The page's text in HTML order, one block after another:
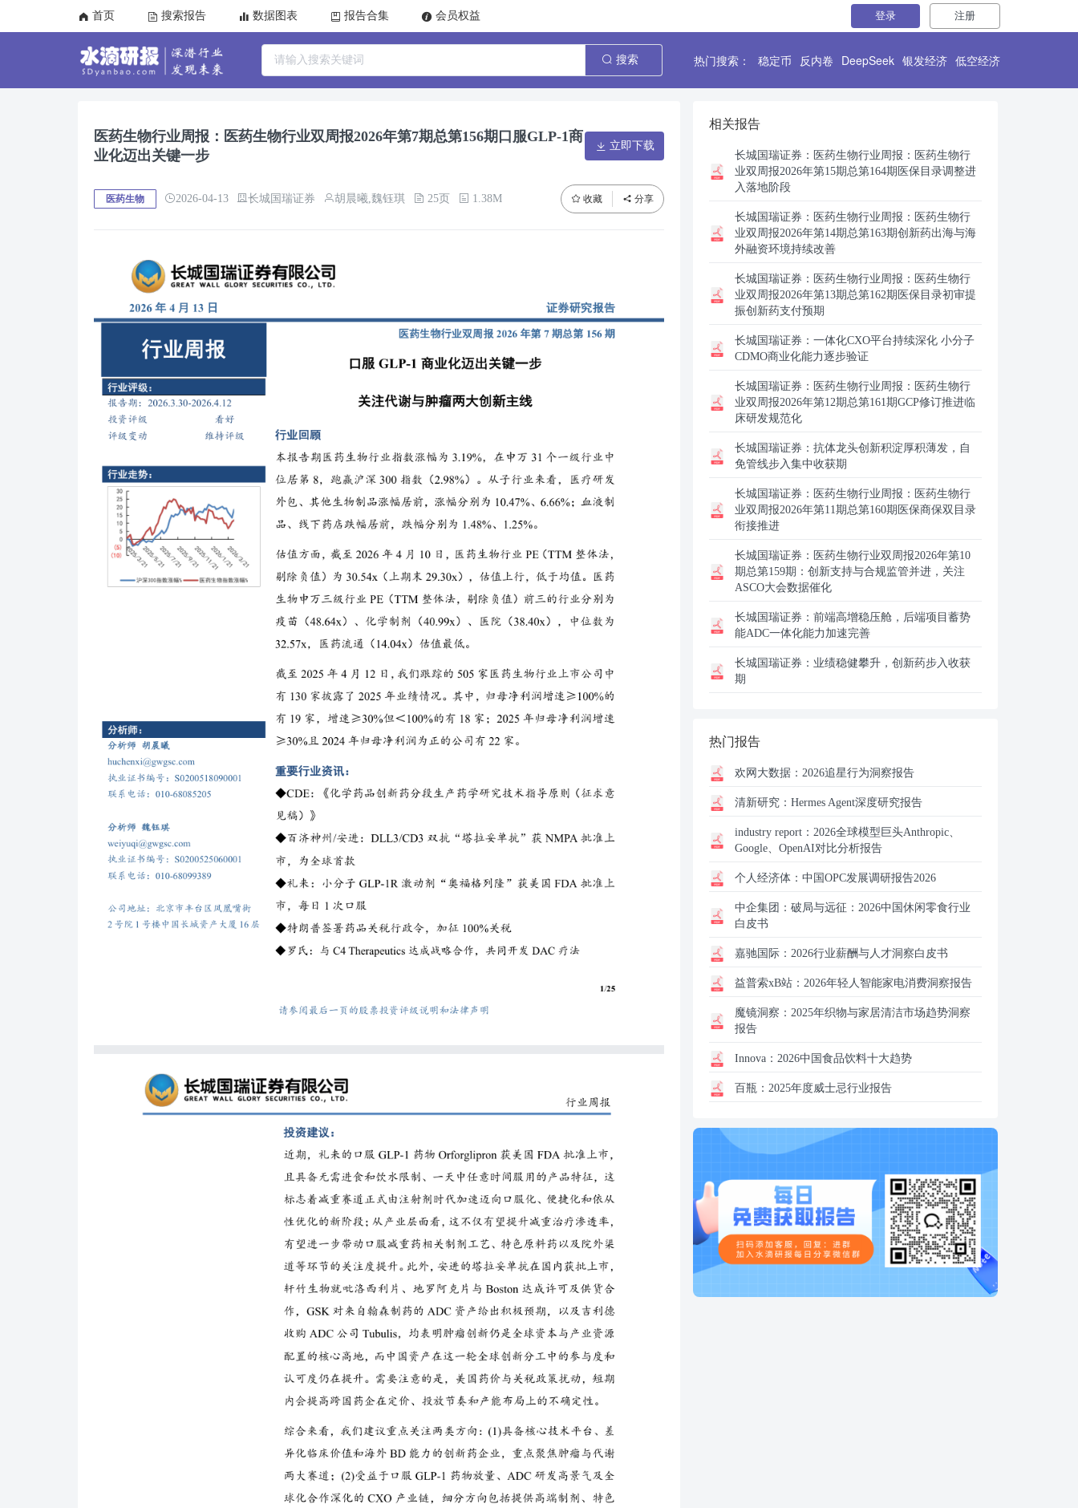
首页 搜索报告 数据图表 报告合集 会员权益 登录 注册
搜索 热门搜索： 稳定币 反内卷 DeepSeek 银发经济 低空经济
医药生物行业周报：医药生物行业双周报2026年第7期总第156期口服GLP-1商
业化迈出关键一步
立即下载
医药生物 2026-04-13 长城国瑞证券 胡晨曦,魏钰琪 25页 1.38M 收藏 分享
相关报告
长城国瑞证券： 医药生物行业周报：医药生物行
业双周报2026年第15期总第164期医保目录调整进
入落地阶段
长城国瑞证券： 医药生物行业周报：医药生物行
业双周报2026年第14期总第163期创新药出海与海
外融资环境持续改善
长城国瑞证券： 医药生物行业周报：医药生物行
业双周报2026年第13期总第162期医保目录初审提
振创新药支付预期
长城国瑞证券： 一体化CXO平台持续深化 小分子
CDMO商业化能力逐步验证
长城国瑞证券： 医药生物行业周报：医药生物行
业双周报2026年第12期总第161期GCP修订推进临
床研发规范化
长城国瑞证券： 抗体龙头创新积淀厚积薄发，自
免管线步入集中收获期
长城国瑞证券： 医药生物行业周报：医药生物行
业双周报2026年第11期总第160期医保商保双目录
衔接推进
长城国瑞证券： 医药生物行业双周报2026年第10
期总第159期：创新支持与合规监管并进，关注
ASCO大会数据催化
长城国瑞证券： 前端高增稳压舱，后端项目蓄势
能ADC一体化能力加速完善
长城国瑞证券： 业绩稳健攀升，创新药步入收获
期
热门报告
欢网大数据： 2026追星行为洞察报告
清新研究： Hermes Agent深度研究报告
industry report： 2026全球模型巨头Anthropic、
Google、OpenAI对比分析报告
个人经济体： 中国OPC发展调研报告2026
中企集团： 破局与远征：2026中国休闲零食行业
白皮书
嘉驰国际： 2026行业薪酬与人才洞察白皮书
益普索xB站： 2026年轻人智能家电消费洞察报告
魔镜洞察： 2025年织物与家居清洁市场趋势洞察
报告
Innova： 2026中国食品饮料十大趋势
百瓶： 2025年度威士忌行业报告